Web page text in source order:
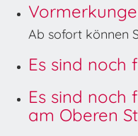
Ab sofort können
Es sind noch
Es sind noch
am Oberen